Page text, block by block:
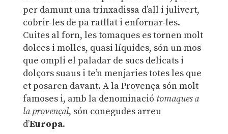
per damunt una trinxadissa d’all i julivert,
cobrir-les de pa ratllat i enfornar-les.
Cuites al forn, les tomaques es tornen molt
dolces i molles, quasi líquides, són un mos
que ompli el paladar de sucs delicats i
dolçors suaus i te’n menjaries totes les que
et posaren davant. A la Provença són molt
famoses i, amb la denominació tomaques a
la provençal, són conegudes arreu
d’Europa.